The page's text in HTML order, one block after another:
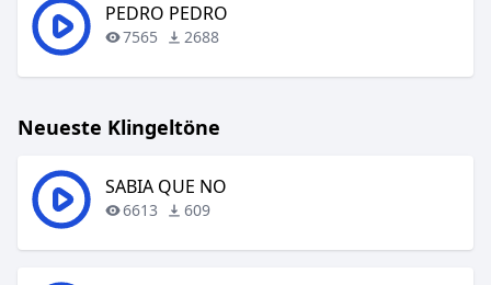
PEDRO PEDRO
7565 2688
Neueste Klingeltöne
SABIA QUE NO
6613 609